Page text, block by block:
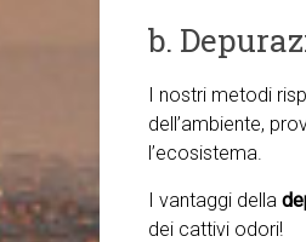
b.
I nostri metodi
dell’ambiente,
l’ecosistema.
I vantaggi della
dei cattivi odori!